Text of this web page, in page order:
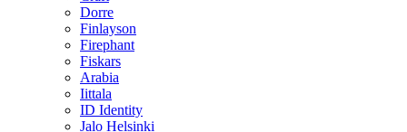
Dorre
Finlayson
Firephant
Fiskars
Arabia
Iittala
ID Identity
Jalo Helsinki